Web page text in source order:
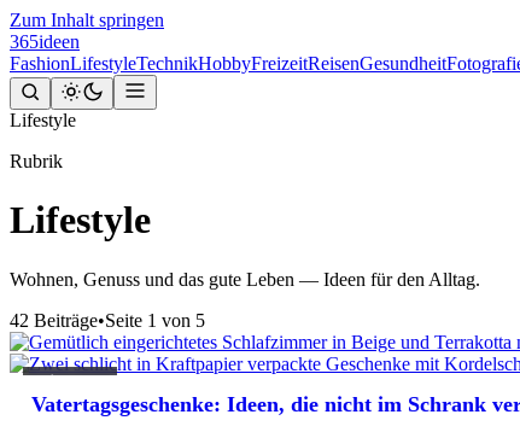
Zum Inhalt springen
365ideen
FashionLifestyleTechnikHobbyFreizeitReisenGesundheit
Lifestyle
Rubrik
Lifestyle
Wohnen, Genuss und das gute Leben — Ideen für den Alltag.
42 Beiträge•Seite 1 von 5
Lifestyle
Lifestyle
Vatertagsgeschenke: Ideen, die nicht im Schrank